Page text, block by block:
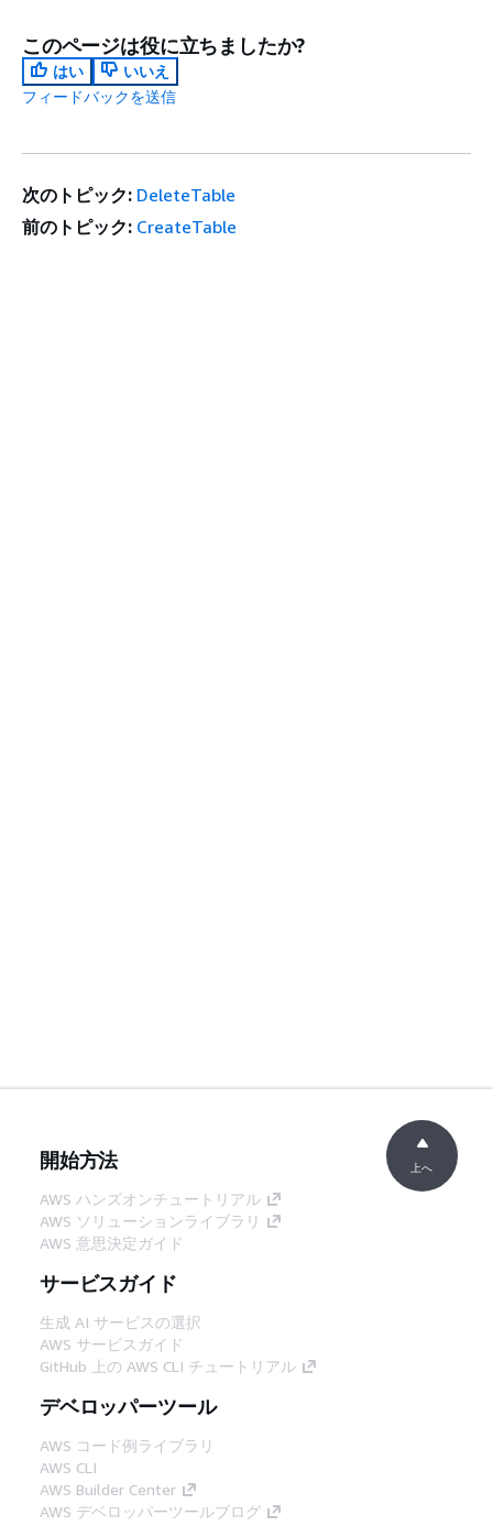
このページは役に立ちましたか?
はい
いいえ
フィードバックを送信
次のトピック: DeleteTable
前のトピック: CreateTable
開始方法
AWS ハンズオンチュートリアル
AWS ソリューションライブラリ
AWS 意思決定ガイド
サービスガイド
生成 AI サービスの選択
AWS サービスガイド
GitHub 上の AWS CLI チュートリアル
デベロッパーツール
AWS コード例ライブラリ
AWS CLI
AWS Builder Center
AWS デベロッパーツールブログ
上へ